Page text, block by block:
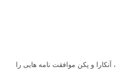
آنکارا و پکن موافقت نامه هایی را